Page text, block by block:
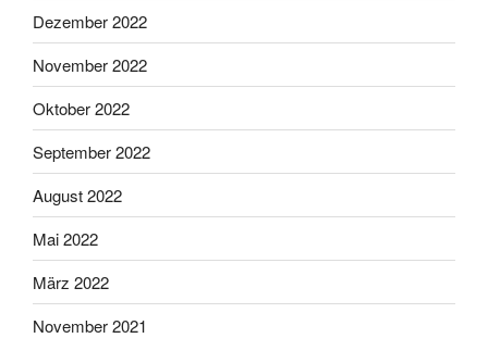
Dezember 2022
November 2022
Oktober 2022
September 2022
August 2022
Mai 2022
März 2022
November 2021